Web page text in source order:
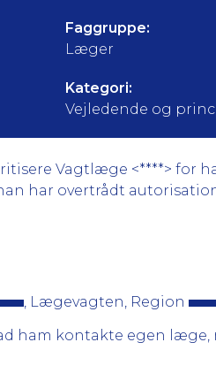
Faggruppe:
Læger
Kategori:
Vejledende og
Vagtlæge <****> for
har overtrådt
, Lægevagten, Region
ham kontakte egen læge,